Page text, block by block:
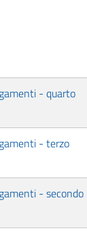
- quarto
- terzo
- secondo